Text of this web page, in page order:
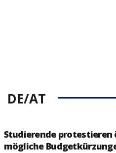
DE/AT
Studierende
mögliche